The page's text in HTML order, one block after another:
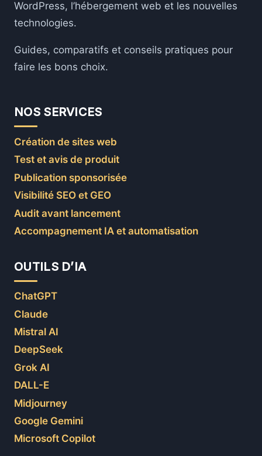
WordPress, l’hébergement web et les nouvelles
technologies.
Guides, comparatifs et conseils pratiques pour
faire les bons choix.
NOS SERVICES
Création de sites web
Test et avis de produit
Publication sponsorisée
Visibilité SEO et GEO
Audit avant lancement
Accompagnement IA et automatisation
OUTILS D’IA
ChatGPT
Claude
Mistral AI
DeepSeek
Grok AI
DALL-E
Midjourney
Google Gemini
Microsoft Copilot